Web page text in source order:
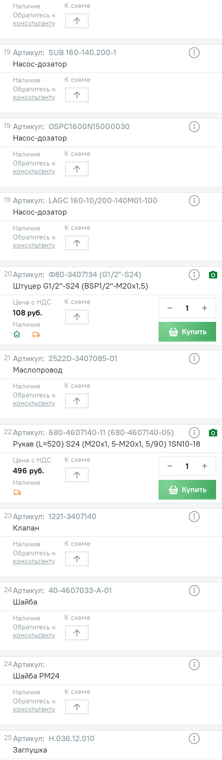
Наличие
Обратитесь к
консультанту
К схеме
19
SUB 160-140.200-1
Насос-дозатор
Наличие
Обратитесь к
консультанту
К схеме
19
OSPC1600N150G0030
Насос-дозатор
Наличие
Обратитесь к
консультанту
К схеме
19
LAGC 160-10/200-140М01-100
Насос-дозатор
Наличие
Обратитесь к
консультанту
К схеме
20
Ф80-3407134 (G1/2''-S24)
Штуцер G1/2''-S24 (BSP1/2''-М20х1,5)
Наличие
Цена с НДС
108 руб.
К схеме − +
Купить
21
2522D-3407085-01
Маслопровод
Наличие
Обратитесь к
консультанту
К схеме
22
680-4607140-11 (680-4607140-05)
Рукав (L=520) S24 (М20х1, 5-М20х1, 5/90) 1SN10-18
Наличие
Цена с НДС
496 руб.
К схеме − +
Купить
23
1221-3407140
Клапан
Наличие
Обратитесь к
консультанту
К схеме
24
40-4607033-А-01
Шайба
Наличие
Обратитесь к
консультанту
К схеме
24
Шайба РМ24
Наличие
Обратитесь к
консультанту
К схеме
25
Н.036.12.010
Заглушка